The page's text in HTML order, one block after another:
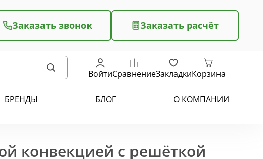
Заказать звонок Заказать расчёт
ВойтиСравнениеЗакладкиКорзина
БРЕНДЫ БЛОГ О КОМПАНИИ
конвекцией с решёткой